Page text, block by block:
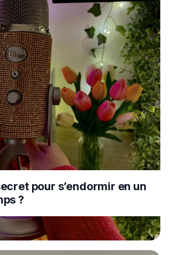
pour s’endormir en un
?